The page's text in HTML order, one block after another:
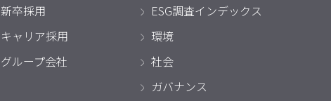
新卒採用
キャリア採用
グループ会社
ESG調査インデックス
環境
社会
ガバナンス